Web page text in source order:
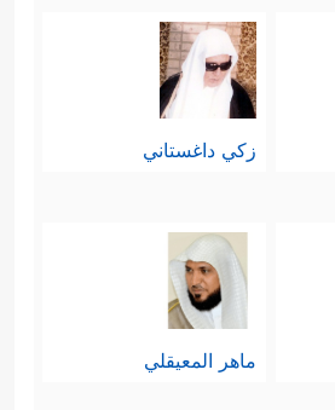
زكي داغستاني
ماهر المعيقلي